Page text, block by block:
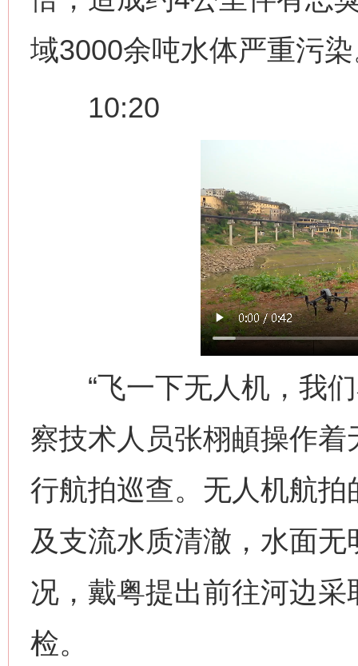
域3000余吨水体严重污
10:20
“飞一下无人机，我们
察技术人员张栩頔操作
行航拍巡查。无人机航
及支流水质清澈，水面
况，戴粤提出前往河边
检。